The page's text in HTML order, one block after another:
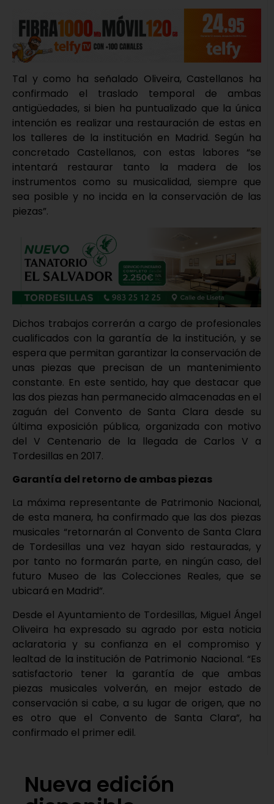
Tal y como ha señalado Oliveira, Castellanos ha
confirmado el traslado temporal de ambas
antigüedades, si bien ha puntualizado que la única
intención es realizar una restauración de estas en
los talleres de la institución en Madrid. Según ha
concretado Castellanos, con estas labores “se
intentará restaurar tanto la madera de los
instrumentos como su musicalidad, siempre que
sea posible y no incida en la conservación de las
piezas”.
Dichos trabajos correrán a cargo de profesionales
cualificados con la garantía de la institución, y se
espera que permitan garantizar la conservación de
unas piezas que precisan de un mantenimiento
constante. En este sentido, hay que destacar que
las dos piezas han permanecido almacenadas en el
zaguán del Convento de Santa Clara desde su
última exposición pública, organizada con motivo
del V Centenario de la llegada de Carlos V a
Tordesillas en 2017.
Garantía del retorno de ambas piezas
La máxima representante de Patrimonio Nacional,
de esta manera, ha confirmado que las dos piezas
musicales “retornarán al Convento de Santa Clara
de Tordesillas una vez hayan sido restauradas, y
por tanto no formarán parte, en ningún caso, del
futuro Museo de las Colecciones Reales, que se
ubicará en Madrid”.
Desde el Ayuntamiento de Tordesillas, Miguel Ángel
Oliveira ha expresado su agrado por esta noticia
aclaratoria y su confianza en el compromiso y
lealtad de la institución de Patrimonio Nacional. “Es
satisfactorio tener la garantía de que ambas
piezas musicales volverán, en mejor estado de
conservación si cabe, a su lugar de origen, que no
es otro que el Convento de Santa Clara”, ha
confirmado el primer edil.
Nueva edición